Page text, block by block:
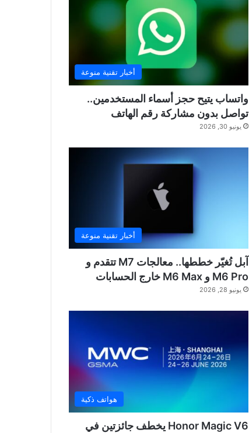
أخبار تقنية منوعة
واتساب يتيح حجز أسماء المستخدمين..
تواصل بدون مشاركة رقم الهاتف
يونيو 30, 2026
أخبار تقنية منوعة
آبل تُغيّر خططها.. معالجات M7 تتقدم و
M6 Pro و M6 Max خارج الحسابات
يونيو 28, 2026
هواتف ذكية
Honor Magic V6 يخطف جائزتين في